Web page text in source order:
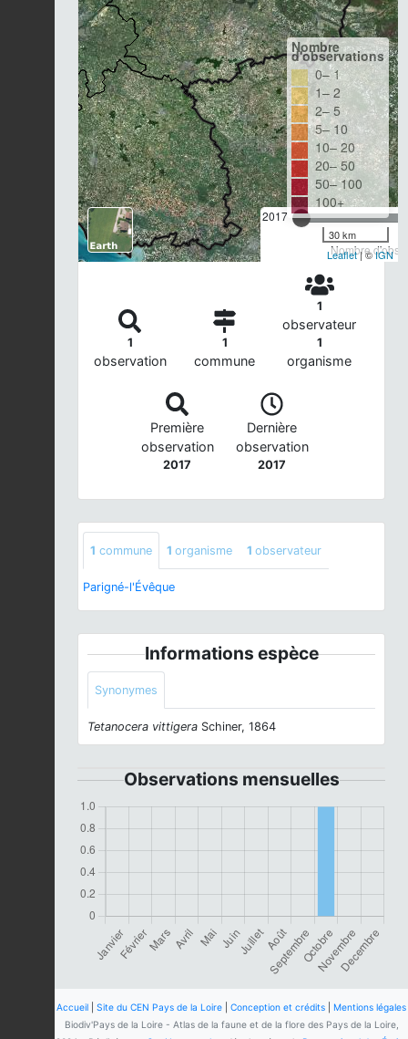
2017
Nombre
Nombre
d'observations
0– 1
1– 2
2– 5
5– 10
10– 20
20– 50
50– 100
100+
30 km
Leaflet| ©IGN
1
observation
1
commune
1
observateur
1
organisme
Première
observation
2017
Dernière
observation
2017
1 commune 1 organisme 1 observateur
Parigné-l'Évêque
Informations espèce
Synonymes
Tetanocera vittigera Schiner, 1864
Observations mensuelles
Accueil Site du CEN Pays de la Loire Conception et crédits
Mentions légales
Biodiv'Pays de la Loire - Atlas de la faune et de la flore des Pays de la Loire,